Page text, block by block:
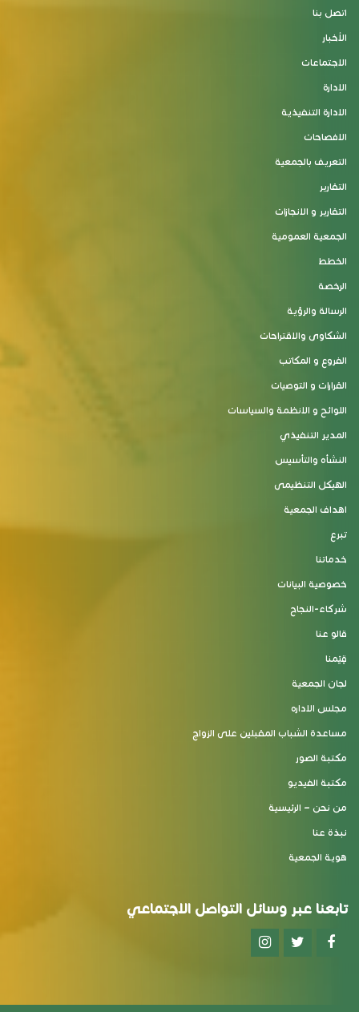
اتصل بنا
الأخبار
الاجتماعات
الادارة
الادارة التنفيذية
الافصاحات
التعريف بالجمعية
التقارير
التقارير و الانجازات
الجمعية العمومية
الخطط
الرخصة
الرسالة والرؤية
الشكاوى والاقتراحات
الفروع و المكاتب
القرارات و التوصيات
اللوائح و الانظمة والسياسات
المدير التنفيذي
النشأه والتأسيس
الهيكل التنظيمى
اهداف الجمعية
تبرع
خدماتنا
خصوصية البيانات
شركاء-النجاح
قالو عنا
قِيَمنا
لجان الجمعية
مجلس الاداره
مساعدة الشباب المقبلين على الزواج
مكتبة الصور
مكتبة الفيديو
من نحن – الرئيسية
نبذة عنا
هوية الجمعية
تابعنا عبر وسائل التواصل الاجتماعي